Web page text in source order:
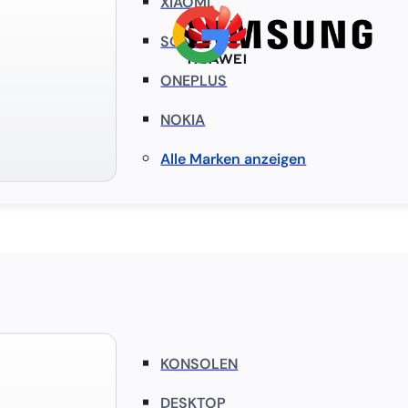
SONY
ONEPLUS
NOKIA
Alle Marken anzeigen
KONSOLEN
DESKTOP